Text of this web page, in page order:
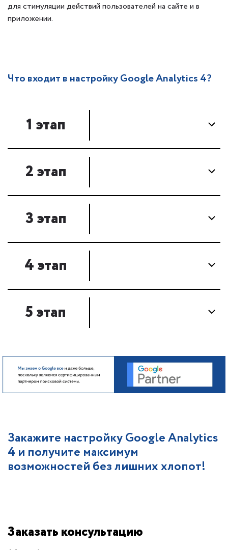
для стимуляции действий пользователей на сайте и в
приложении.
Что входит в настройку Google Analytics 4?
1 этап
2 этап
3 этап
4 этап
5 этап
Закажите настройку Google Analytics
4 и получите максимум
возможностей без лишних хлопот!
Заказать консультацию